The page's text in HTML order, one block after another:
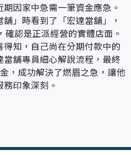
因家中急需一筆資金應急。
」時看到了「宏達當舖」，
認是正派經營的實體店面。
知，自己尚在分期付款中的
舖專員細心解說流程，最終
，成功解決了燃眉之急，讓他
印象深刻。